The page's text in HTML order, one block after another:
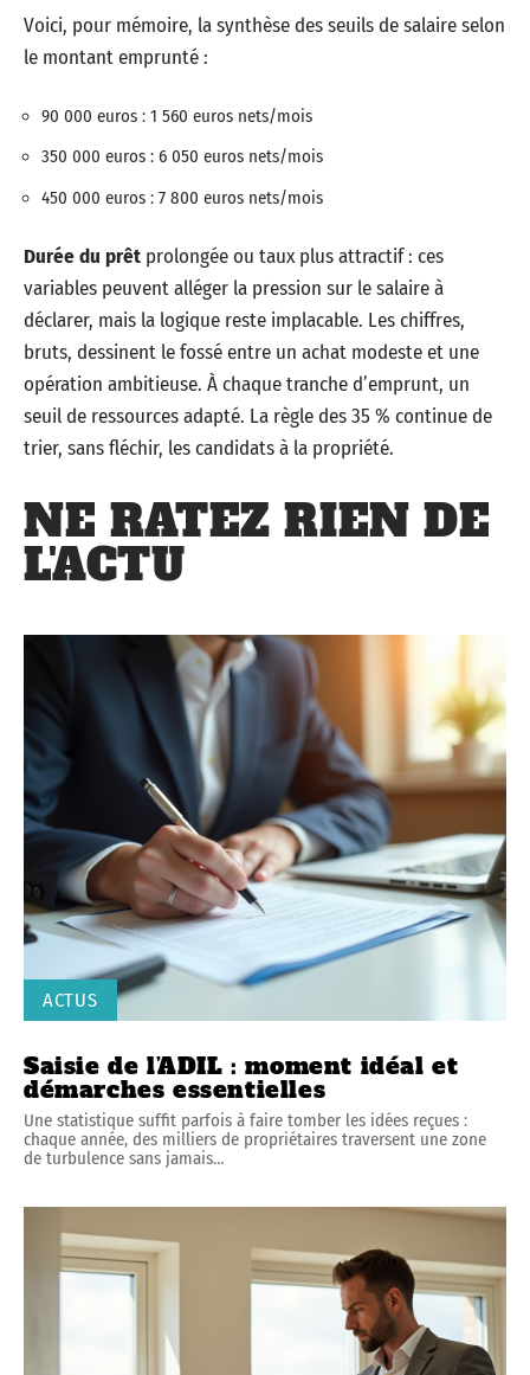
Voici, pour mémoire, la synthèse des seuils de salaire selon
le montant emprunté :
90 000 euros : 1 560 euros nets/mois
350 000 euros : 6 050 euros nets/mois
450 000 euros : 7 800 euros nets/mois
Durée du prêt prolongée ou taux plus attractif : ces
variables peuvent alléger la pression sur le salaire à
déclarer, mais la logique reste implacable. Les chiffres,
bruts, dessinent le fossé entre un achat modeste et une
opération ambitieuse. À chaque tranche d’emprunt, un
seuil de ressources adapté. La règle des 35 % continue de
trier, sans fléchir, les candidats à la propriété.
NE RATEZ RIEN DE
L'ACTU
ACTUS
Saisie de l’ADIL : moment idéal et
démarches essentielles
Une statistique suffit parfois à faire tomber les idées reçues :
chaque année, des milliers de propriétaires traversent une zone
de turbulence sans jamais…